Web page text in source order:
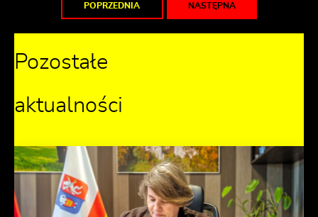
POPRZEDNIA NASTĘPNA
Pozostałe
aktualności